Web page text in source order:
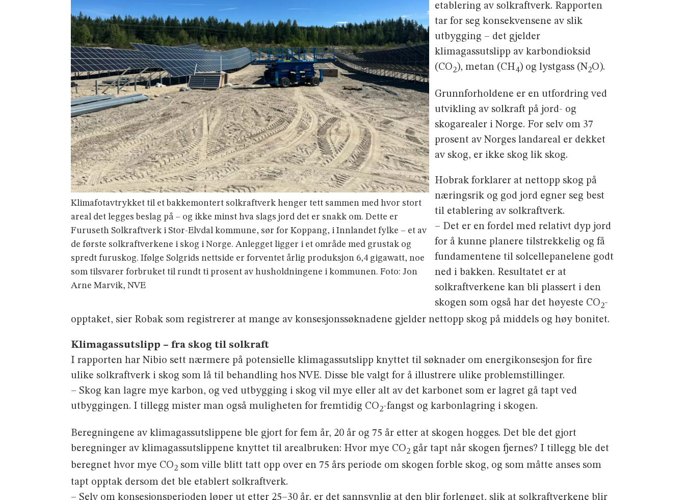
Klimafotavtrykket til et bakkemontert solkraftverk henger tett sammen med hvor stort
areal det legges beslag på – og ikke minst hva slags jord det er snakk om. Dette er
Furuseth Solkraftverk i Stor-Elvdal kommune, sør for Koppang, i Innlandet fylke – et av
de første solkraftverkene i skog i Norge. Anlegget ligger i et område med grustak og
spredt furuskog. Ifølge Solgrids nettside er forventet årlig produksjon 6,4 gigawatt, noe
som tilsvarer forbruket til rundt ti prosent av husholdningene i kommunen. Foto: Jon
Arne Marvik, NVE
etablering av solkraftverk. Rapporten
tar for seg konsekvensene av slik
utbygging – det gjelder
klimagassutslipp av karbondioksid
(CO2), metan (CH4) og lystgass (N2O).
Grunnforholdene er en utfordring ved
utvikling av solkraft på jord- og
skogarealer i Norge. For selv om 37
prosent av Norges landareal er dekket
av skog, er ikke skog lik skog.
Hobrak forklarer at nettopp skog på
næringsrik og god jord egner seg best
til etablering av solkraftverk.
– Det er en fordel med relativt dyp jord
for å kunne planere tilstrekkelig og få
fundamentene til solcellepanelene godt
ned i bakken. Resultatet er at
solkraftverkene kan bli plassert i den
skogen som også har det høyeste CO2-
opptaket, sier Robak som registrerer at mange av konsesjonssøknadene gjelder nettopp skog på middels og høy bonitet.
Klimagassutslipp – fra skog til solkraft
I rapporten har Nibio sett nærmere på potensielle klimagassutslipp knyttet til søknader om energikonsesjon for fire
ulike solkraftverk i skog som lå til behandling hos NVE. Disse ble valgt for å illustrere ulike problemstillinger.
– Skog kan lagre mye karbon, og ved utbygging i skog vil mye eller alt av det karbonet som er lagret gå tapt ved
utbyggingen. I tillegg mister man også muligheten for fremtidig CO2-fangst og karbonlagring i skogen.
Beregningene av klimagassutslippene ble gjort for fem år, 20 år og 75 år etter at skogen hogges. Det ble det gjort
beregninger av klimagassutslippene knyttet til arealbruken: Hvor mye CO2 går tapt når skogen fjernes? I tillegg ble det
beregnet hvor mye CO2 som ville blitt tatt opp over en 75 års periode om skogen forble skog, og som måtte anses som
tapt opptak dersom det ble etablert solkraftverk.
– Selv om konsesjonsperioden løper ut etter 25–30 år, er det sannsynlig at den blir forlenget, slik at solkraftverkene blir